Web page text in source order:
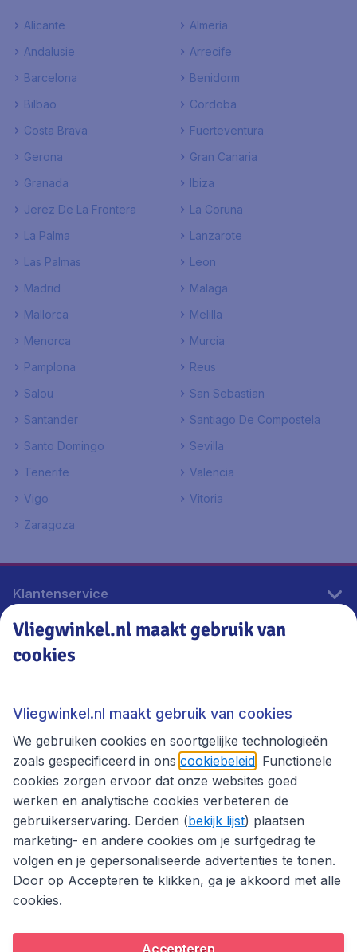
Alicante
Almeria
Andalusie
Arrecife
Barcelona
Benidorm
Bilbao
Cordoba
Costa Brava
Fuerteventura
Gerona
Gran Canaria
Granada
Ibiza
Jerez De La Frontera
La Coruna
La Palma
Lanzarote
Las Palmas
Leon
Madrid
Malaga
Mallorca
Melilla
Menorca
Murcia
Pamplona
Reus
Salou
San Sebastian
Santander
Santiago De Compostela
Santo Domingo
Sevilla
Tenerife
Valencia
Vigo
Vitoria
Zaragoza
Klantenservice
Vliegwinkel.nl
Thema's
Privacybeleid
Vliegwinkel.nl maakt gebruik van
cookies
Vliegwinkel.nl maakt gebruik van cookies
We gebruiken cookies en soortgelijke technologieën
zoals gespecificeerd in ons cookiebeleid . Functionele
cookies zorgen ervoor dat onze websites goed
werken en analytische cookies verbeteren de
gebruikerservaring. Derden (bekijk lijst) plaatsen
marketing- en andere cookies om je surfgedrag te
volgen en je gepersonaliseerde advertenties te tonen.
Door op Accepteren te klikken, ga je akkoord met alle
cookies.
Accepteren